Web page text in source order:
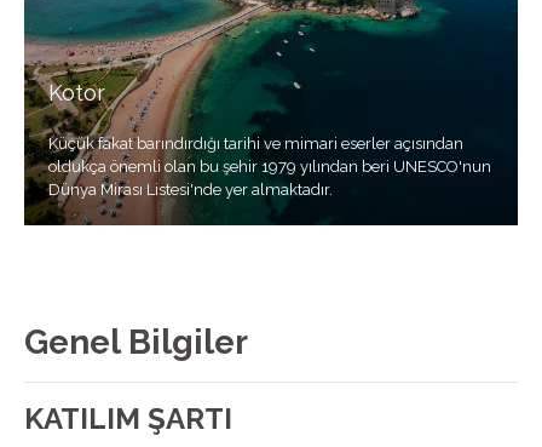
Kotor
Küçük fakat barındırdığı tarihi ve mimari eserler açısından
oldukça önemli olan bu şehir 1979 yılından beri UNESCO'nun
Dünya Mirası Listesi'nde yer almaktadır.
Genel Bilgiler
KATILIM ŞARTI